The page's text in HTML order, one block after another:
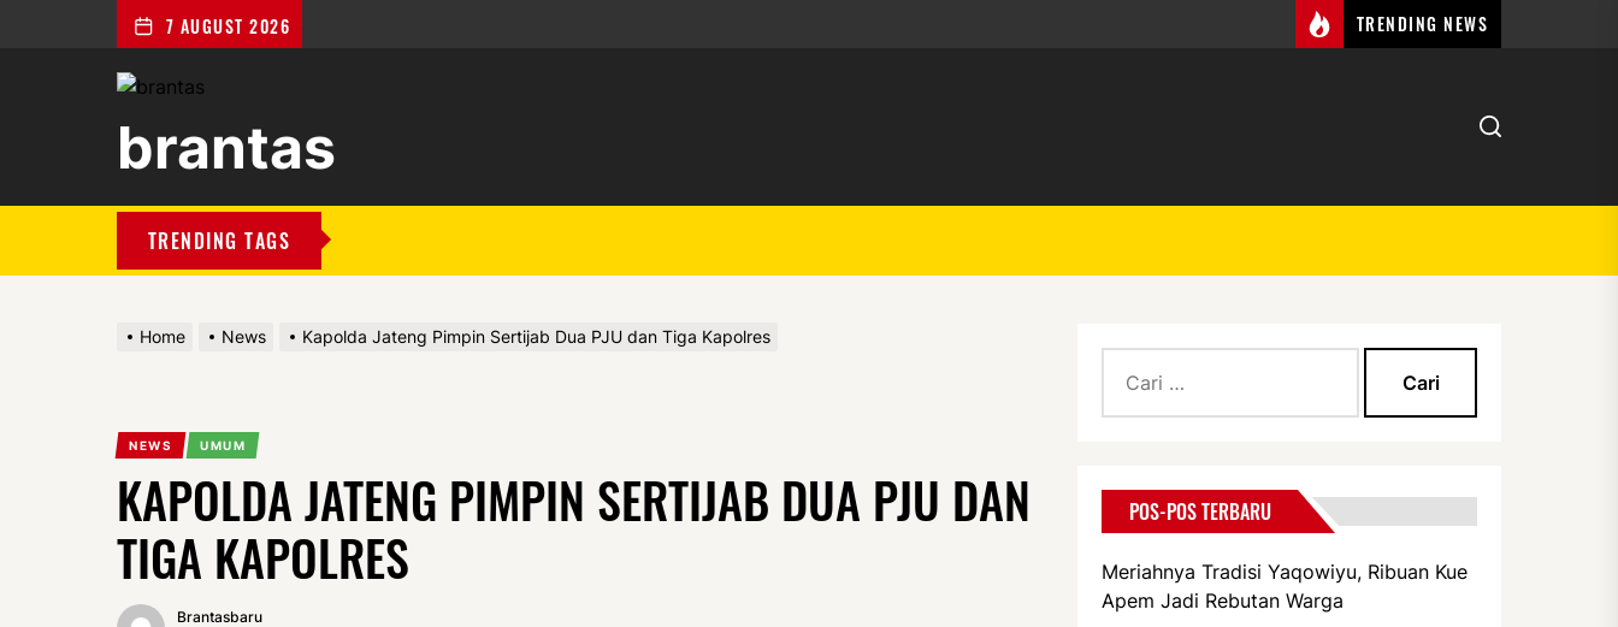
7 AUGUST 2026 TRENDING NEWS
brantas
TRENDING TAGS
Home News Kapolda Jateng Pimpin Sertijab Dua PJU dan Tiga Kapolres
NEWS UMUM
KAPOLDA JATENG PIMPIN SERTIJAB DUA PJU DAN
TIGA KAPOLRES
Brantasbaru
untuk:
POS-POS TERBARU
Meriahnya Tradisi Yaqowiyu, Ribuan Kue
Apem Jadi Rebutan Warga